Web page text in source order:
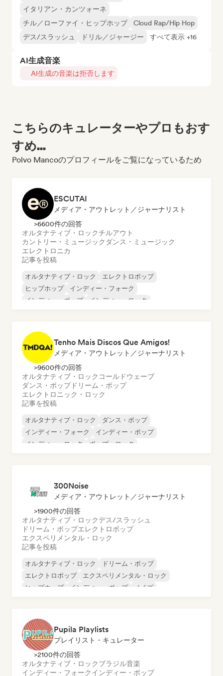
イタリアン・カンツォーネ
チル／ローファイ・ヒップホップ
Cloud Rap/Hip Hop
デス/スラッシュ
ドリル／ジャージー すべて表示 +16
AI生成音楽
AI生成の音楽は拒否します
こちらのキュレーターやプロもおす
すめ...
Polvo Mancoのプロフィールをご覧になっているため
ESCUTAI
メディア・アウトレット／ジャーナリスト
>6600件の回答
オルタナティブ・ロックチルアウト
カントリー・ミュージック ダンス・ミュージック
エレクトロニカ
記事を投稿
オルタナティブ・ロック
エレクトロポップ
ヒップホップ
インディー・フォーク
インディー・ポップ
インディー・ロック
Tenho Mais Discos Que Amigos!
メディア・アウトレット／ジャーナリスト
>9600件の回答
オルタナティブ・ロック コールドウェーブ
ダンス・ポップドリーム・ポップ
エレクトロニック・ロック
記事を投稿
オルタナティブ・ロック
ダンス・ポップ
インディー・フォーク
インディー・ポップ
インディー・ロック
ポップ・ロック
300Noise
メディア・アウトレット／ジャーナリスト
>1900件の回答
オルタナティブ・ロックデス/スラッシュ
ドリーム・ポップエレクトロポップ
エクスペリメンタル・ロック
記事を投稿
オルタナティブ・ロック
ドリーム・ポップ
エレクトロポップ
エクスペリメンタル・ロック
ヒップホップ
インディー・ポップ
ノイズ
Pupila Playlists
プレイリスト・キュレーター
>2100件の回答
オルタナティブ・ロックブラジル音楽
インディー・フォークインディー・ポップ